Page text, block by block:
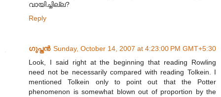
വായിച്ചില്ല?
Reply
ഗുപ്തന്‍ Sunday, October 14, 2007 at 4:23:00 PM GMT+5:30
Look, I said right at the beginning that reading Rowling
need not be necessarily compared with reading Tolkein. I
mentioned Tolkein only to point out that the Potter
phenomenon is somewhat blown out of proportion by the